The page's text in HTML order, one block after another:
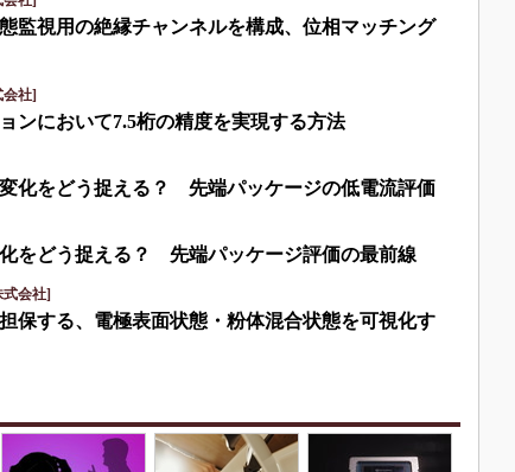
監視用の絶縁チャンネルを構成、位相マッチング
社]
ンにおいて7.5桁の精度を実現する方法
化をどう捉える？ 先端パッケージの低電流評価
をどう捉える？ 先端パッケージ評価の最前線
会社]
保する、電極表面状態・粉体混合状態を可視化す